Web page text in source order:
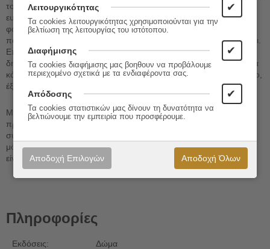
τον εαυτό του δέσμιο. Το κάνει αυτό, γιατί θέλει ν’ αποποιηθεί την
ευθύνη που συνεπάγεται η ελευθερία του. Οι άνθρωποι πλάθουν
φαντάσματα -το θεό, τη μοίρα, τη φύση, την ιστορία, την κοινωνία-
που υποτίθεται ότι τους υποχρεώνουν να φέρονται όπως φέρονται.
Επικαλούμενοι τα φαντάσματα αυτά, μπορούν κατόπιν να
δηλώσουν: "Δεν έφταιγα εγώ γι’ αυτό που έκανα, δεν μπορούσα να
κάνω αλλιώς. Δεν είμαι εγώ υπεύθυνος γι’ αυτό που είμαι, κάτι άλλο,
έξω από μένα, μ’ έκανε έτσι".
Μέσω αυτής της θεμελιώδους αυτοεξαπάτησης οι άνθρωποι
προσπαθούν να κρύψουν απ’ τον εαυτό τους την αγωνία που
συνεπάγεται το γεγονός ότι ο καθένας μας αναπόφευκτα ορίζει
μόνος το δικό του πεπρωμένο. Όπως λέει ο Σαρτρ, "ο άνθρωπος
είναι καταδικασμένος να είναι ελεύθερος".
Πληροφορίες
Εκδόσεις: Δώμα
Λειτουργικότητας ✔
Τα cookies λειτουργικότητας χρησιμοποιούνται για την
βελτίωση της λειτουργίας του ιστότοπου.
Διαφήμισης ✔
Τα cookies διαφήμισης μας βοηθουν να προβάλουμε
περιεχομένο σχετικά με τα ενδιαφέροντα σας.
Απόδοσης ✔
Τα cookies στατιστικών μας δίνουν τη δυνατότητα να
βελτιώνουμε την εμπειρία που προσφέρουμε.
Αποδοχή Επιλογών Αποδοχή Όλων